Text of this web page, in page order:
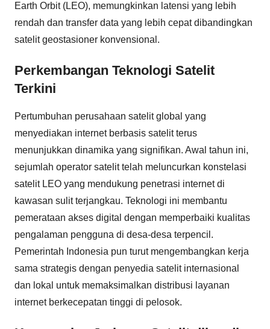
Earth Orbit (LEO), memungkinkan latensi yang lebih
rendah dan transfer data yang lebih cepat dibandingkan
satelit geostasioner konvensional.
Perkembangan Teknologi Satelit
Terkini
Pertumbuhan perusahaan satelit global yang
menyediakan internet berbasis satelit terus
menunjukkan dinamika yang signifikan. Awal tahun ini,
sejumlah operator satelit telah meluncurkan konstelasi
satelit LEO yang mendukung penetrasi internet di
kawasan sulit terjangkau. Teknologi ini membantu
pemerataan akses digital dengan memperbaiki kualitas
pengalaman pengguna di desa-desa terpencil.
Pemerintah Indonesia pun turut mengembangkan kerja
sama strategis dengan penyedia satelit internasional
dan lokal untuk memaksimalkan distribusi layanan
internet berkecepatan tinggi di pelosok.